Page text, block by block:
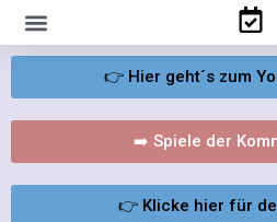
👉 Hier geht´s zum
➡️ Spiele der
👉 Klicke hier für